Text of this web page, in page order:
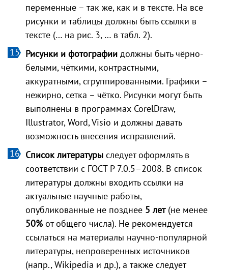
переменные – так же, как и в тексте. На все
рисунки и таблицы должны быть ссылки в
тексте (… на рис. 3, … в табл. 2).
Рисунки и фотографии должны быть чёрно-
белыми, чёткими, контрастными,
аккуратными, сгруппированными. Графики –
нежирно, сетка – чётко. Рисунки могут быть
выполнены в программах CorelDraw,
Illustrator, Word, Visio и должны давать
возможность внесения исправлений.
Список литературы следует оформлять в
соответствии с ГОСТ Р 7.0.5–2008. В список
литературы должны входить ссылки на
актуальные научные работы,
опубликованные не позднее 5 лет(не менее
50% от общего числа). Не рекомендуется
ссылаться на материалы научно-популярной
литературы, непроверенных источников
(напр., Wikipedia и др.), а также следует